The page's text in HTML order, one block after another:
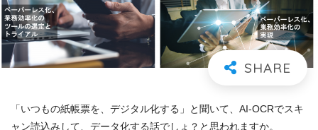
「いつもの紙帳票を、デジタル化する」と聞いて、AI-OCRでスキ
ャン読込みして、データ化する話でしょ？と思われますか。